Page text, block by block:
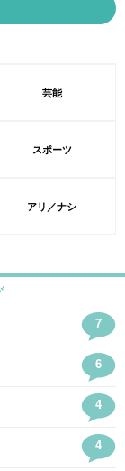
芸能
スポーツ
アリ／ナシ